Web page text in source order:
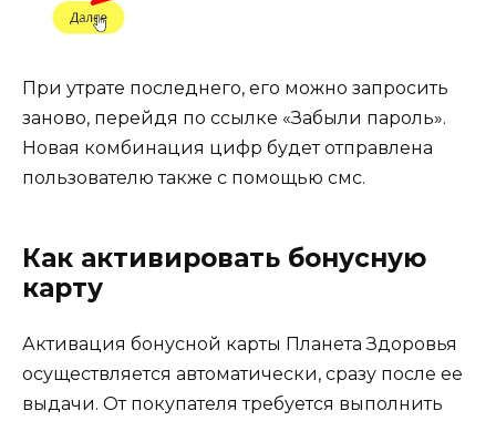
При утрате последнего, его можно запросить
заново, перейдя по ссылке «Забыли пароль».
Новая комбинация цифр будет отправлена
пользователю также с помощью смс.
Как активировать бонусную
карту
Активация бонусной карты Планета Здоровья
осуществляется автоматически, сразу после ее
выдачи. От покупателя требуется выполнить